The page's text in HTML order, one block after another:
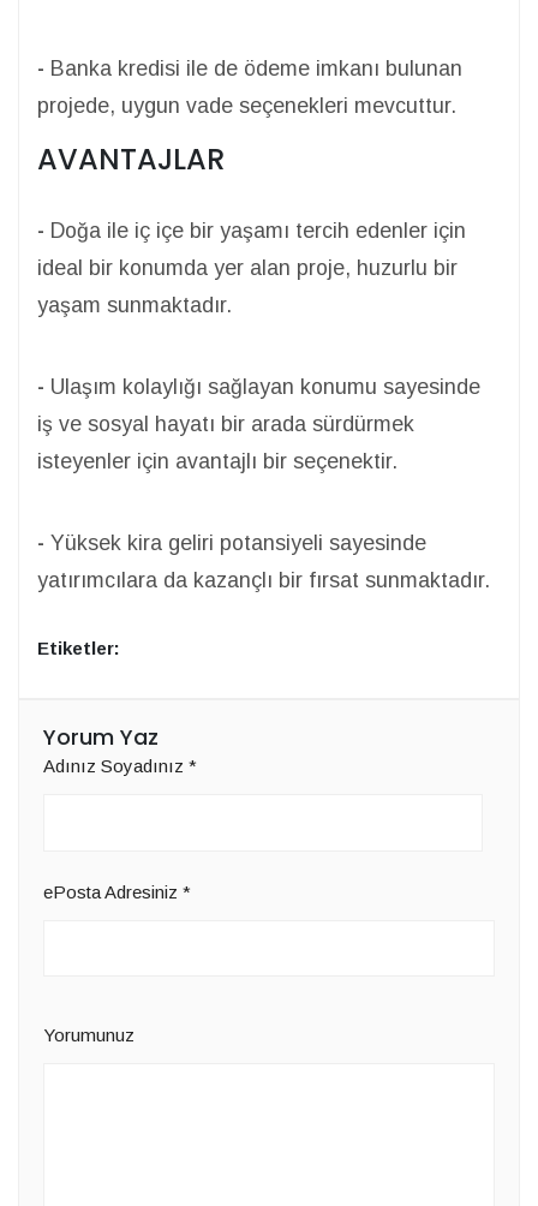
- Banka kredisi ile de ödeme imkanı bulunan
projede, uygun vade seçenekleri mevcuttur.
AVANTAJLAR
- Doğa ile iç içe bir yaşamı tercih edenler için
ideal bir konumda yer alan proje, huzurlu bir
yaşam sunmaktadır.
- Ulaşım kolaylığı sağlayan konumu sayesinde
iş ve sosyal hayatı bir arada sürdürmek
isteyenler için avantajlı bir seçenektir.
- Yüksek kira geliri potansiyeli sayesinde
yatırımcılara da kazançlı bir fırsat sunmaktadır.
Etiketler:
Yorum Yaz
Adınız Soyadınız *
ePosta Adresiniz *
Yorumunuz